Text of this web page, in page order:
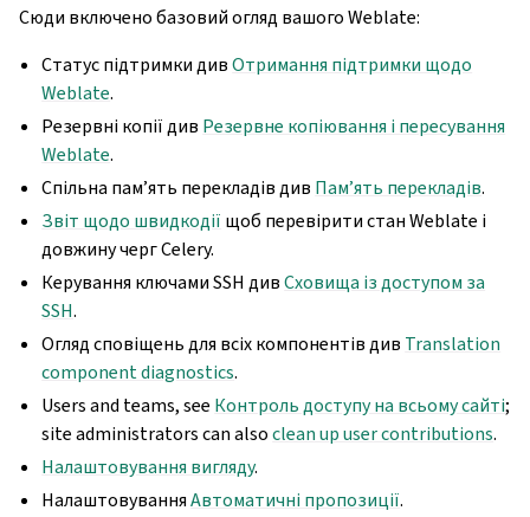
Сюди включено базовий огляд вашого Weblate:
Статус підтримки дивОтримання підтримки щодо
Weblate.
Резервні копії див Резервне копіювання і пересування
Weblate.
Спільна пам’ять перекладів див Пам’ять перекладів.
Звіт щодо швидкодії щоб перевірити стан Weblate і
довжину черг Celery.
Керування ключами SSH дивСховища із доступом за
SSH.
Огляд сповіщень для всіх компонентів див Translation
component diagnostics.
Users and teams, see Контроль доступу на всьому сайті;
site administrators can alsoclean up user contributions.
Налаштовування вигляду.
НалаштовуванняАвтоматичні пропозиції.